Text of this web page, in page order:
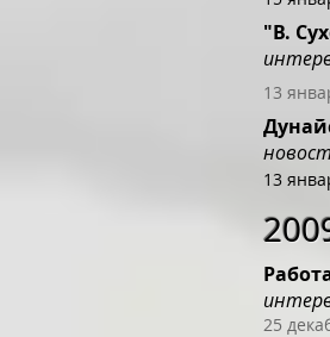
"В.
13
13
25